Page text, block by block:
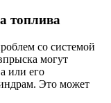
топлива
со системой
могут
или его
Это может